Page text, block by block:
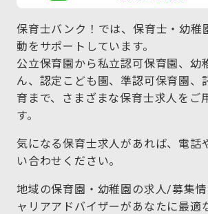
保育士バンク！では、保育士・幼稚
動をサポートしています。
公立保育園から私立認可保育園、幼
ん、認定こども園、準認可保育園、
育まで、さまざまな保育士求人をご
す。
気になる保育士求人があれば、電話
い合わせください。
地域の保育園・幼稚園の求人/募集
ャリアアドバイザーがあなたに最適